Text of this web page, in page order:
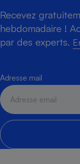
Recevez
hebdomadaire !
par des experts.
Adresse mail